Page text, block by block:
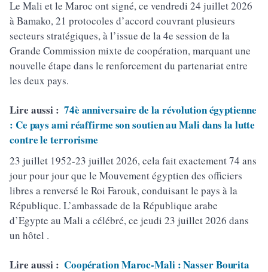
Le Mali et le Maroc ont signé, ce vendredi 24 juillet 2026
à Bamako, 21 protocoles d’accord couvrant plusieurs
secteurs stratégiques, à l’issue de la 4e session de la
Grande Commission mixte de coopération, marquant une
nouvelle étape dans le renforcement du partenariat entre
les deux pays.
Lire aussi : 74è anniversaire de la révolution égyptienne
: Ce pays ami réaffirme son soutien au Mali dans la lutte
contre le terrorisme
23 juillet 1952-23 juillet 2026, cela fait exactement 74 ans
jour pour jour que le Mouvement égyptien des officiers
libres a renversé le Roi Farouk, conduisant le pays à la
République. L’ambassade de la République arabe
d’Egypte au Mali a célébré, ce jeudi 23 juillet 2026 dans
un hôtel .
Lire aussi : Coopération Maroc-Mali : Nasser Bourita